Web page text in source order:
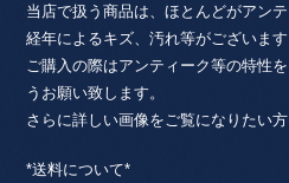
当店で扱う商品は、ほとんどがアン
経年によるキズ、汚れ等がございます
ご購入の際はアンティーク等の特性
うお願い致します。
さらに詳しい画像をご覧になりたい
*送料について*